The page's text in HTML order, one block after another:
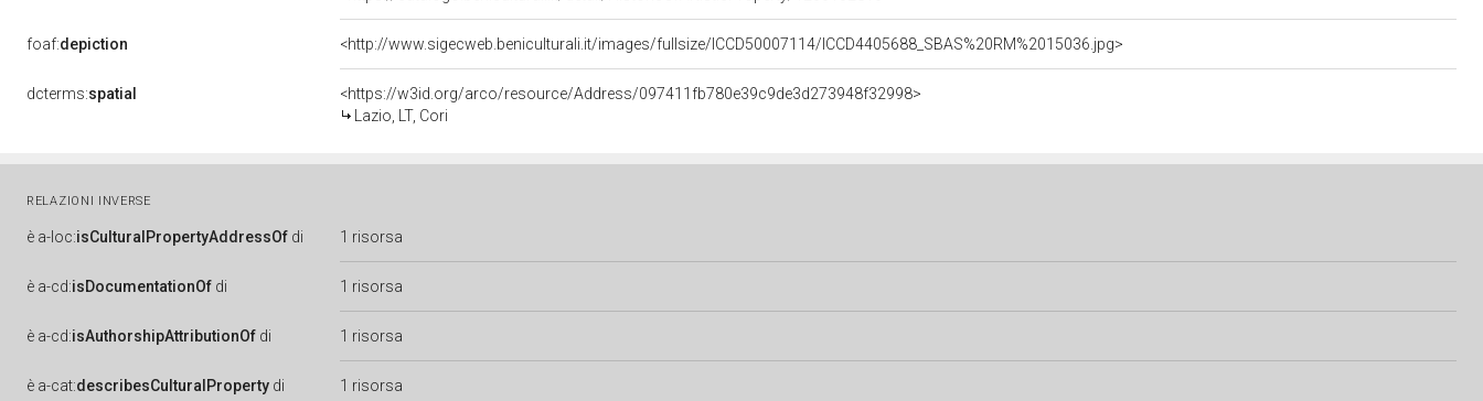
foaf:depiction <http://www.sigecweb.beniculturali.it/images/fullsize/ICCD50007114/ICCD4405688_SBAS%20RM%2015036.jpg>
dcterms:spatial
<https://w3id.org/arco/resource/Address/097411fb780e39c9de3d273948f32998>
Lazio, LT, Cori
RELAZIONI INVERSE
è a-loc:isCulturalPropertyAddressOf di 1 risorsa
è a-cd:isDocumentationOf di 1 risorsa
è a-cd:isAuthorshipAttributionOf di 1 risorsa
è a-cat:describesCulturalProperty di 1 risorsa